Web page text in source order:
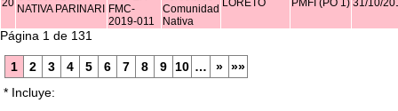
20 NATIVA PARINARI
FMC-
2019-011
Comunidad
Nativa
LORETO PMFI (PO 1) 31/10/
Página 1 de 131
1 2 3 4 5 6 7 8 9 10 … » »»
* Incluye: